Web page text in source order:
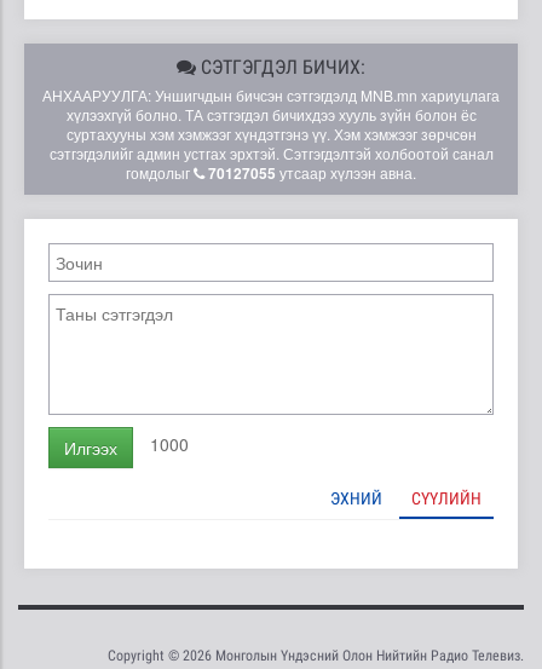
СЭТГЭГДЭЛ БИЧИХ:
АНХААРУУЛГА: Уншигчдын бичсэн сэтгэгдэлд MNB.mn хариуцлага
хүлээхгүй болно. ТА сэтгэгдэл бичихдээ хууль зүйн болон ёс
суртахууны хэм хэмжээг хүндэтгэнэ үү. Хэм хэмжээг зөрчсөн
сэтгэгдэлийг админ устгах эрхтэй. Сэтгэгдэлтэй холбоотой санал
гомдолыг
70127055 утсаар хүлээн авна.
Илгээх 1000
ЭХНИЙ СҮҮЛИЙН
Copyright © 2026 Монголын Үндэсний Олон Нийтийн Радио Телевиз.